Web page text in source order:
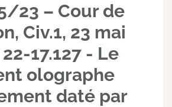
23 – Cour de
Civ.1, 23 mai
22-17.127 - Le
olographe
daté par